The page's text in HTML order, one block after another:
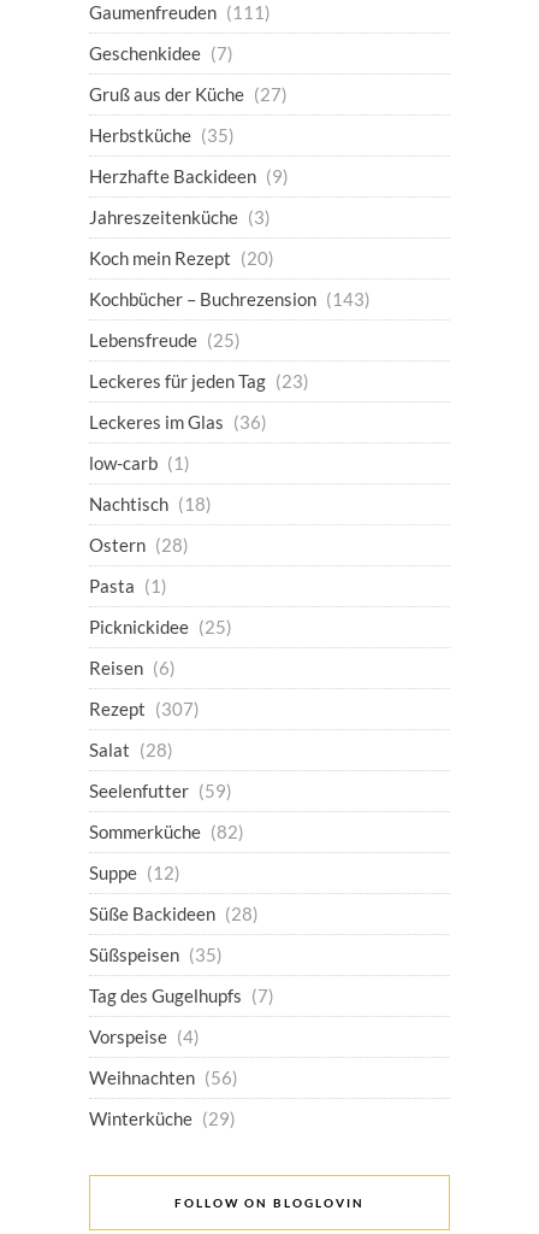
Gaumenfreuden (111)
Geschenkidee (7)
Gruß aus der Küche (27)
Herbstküche (35)
Herzhafte Backideen (9)
Jahreszeitenküche (3)
Koch mein Rezept (20)
Kochbücher – Buchrezension (143)
Lebensfreude (25)
Leckeres für jeden Tag (23)
Leckeres im Glas (36)
low-carb (1)
Nachtisch (18)
Ostern (28)
Pasta (1)
Picknickidee (25)
Reisen (6)
Rezept (307)
Salat (28)
Seelenfutter (59)
Sommerküche (82)
Suppe (12)
Süße Backideen (28)
Süßspeisen (35)
Tag des Gugelhupfs (7)
Vorspeise (4)
Weihnachten (56)
Winterküche (29)
FOLLOW ON BLOGLOVIN